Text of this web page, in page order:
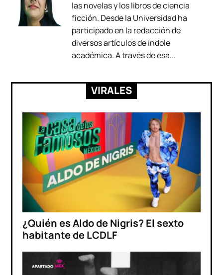
las novelas y los libros de ciencia
ficción. Desde la Universidad ha
participado en la redacción de
diversos artículos de índole
académica. A través de esa...
VIRALES
¿Quién es Aldo de Nigris? El sexto
habitante de LCDLF